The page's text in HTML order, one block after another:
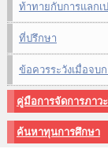
ท้าทายกับการแลก
ที่ปรึกษา
ข้อควรระวังเมื่อจบ
คู่มือการจัดการภาว
ค้นหาทุนการศึกษา